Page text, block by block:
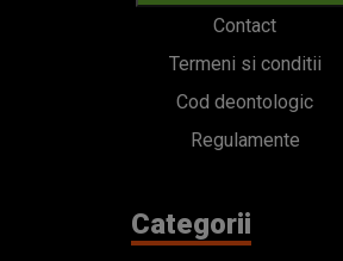
Contact
Termeni si conditii
Cod deontologic
Regulamente
Categorii